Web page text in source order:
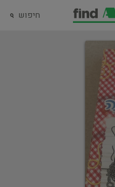
חיפוש